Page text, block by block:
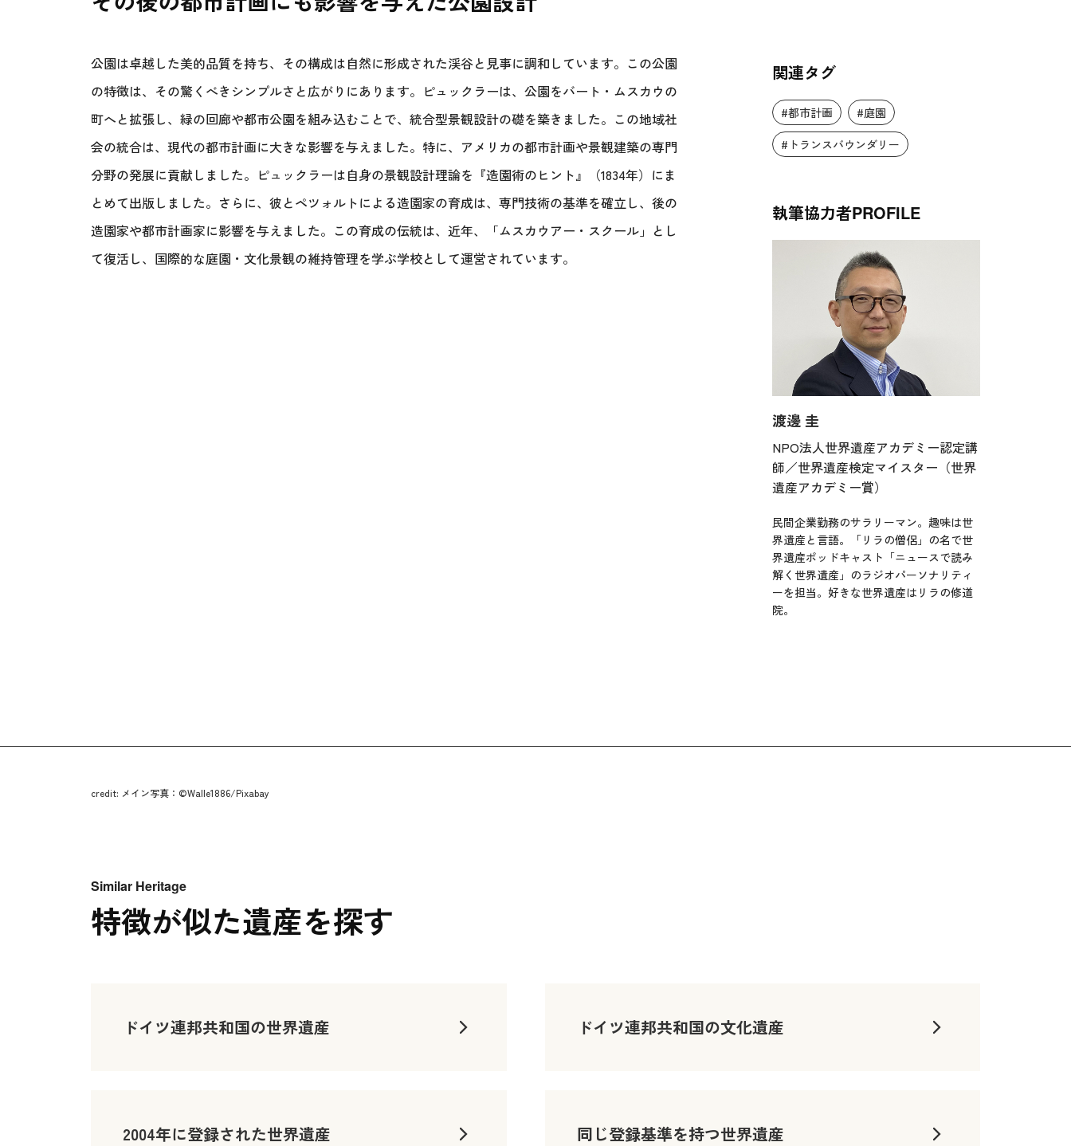
公園は卓越した美的品質を持ち、その構成は自然に形成された渓谷と見事に調和しています。この公園
の特徴は、その驚くべきシンプルさと広がりにあります。ピュックラーは、公園をバート・ムスカウの
町へと拡張し、緑の回廊や都市公園を組み込むことで、統合型景観設計の礎を築きました。この地域社
会の統合は、現代の都市計画に大きな影響を与えました。特に、アメリカの都市計画や景観建築の専門
分野の発展に貢献しました。ピュックラーは自身の景観設計理論を『造園術のヒント』（1834年）にま
とめて出版しました。さらに、彼とペツォルトによる造園家の育成は、専門技術の基準を確立し、後の
造園家や都市計画家に影響を与えました。この育成の伝統は、近年、「ムスカウアー・スクール」とし
て復活し、国際的な庭園・文化景観の維持管理を学ぶ学校として運営されています。
関連タグ
#都市計画
#庭園
#トランスバウンダリー
執筆協力者PROFILE
渡邊 圭
NPO法人世界遺産アカデミー認定講
師／世界遺産検定マイスター（世界
遺産アカデミー賞）
民間企業勤務のサラリーマン。趣味は世
界遺産と言語。「リラの僧侶」の名で世
界遺産ポッドキャスト「ニュースで読み
解く世界遺産」のラジオパーソナリティ
ーを担当。好きな世界遺産はリラの修道
院。
credit: メイン写真：©Walle1886/Pixabay
Similar Heritage
特徴が似た遺産を探す
ドイツ連邦共和国の世界遺産 ドイツ連邦共和国の文化遺産
2004年に登録された世界遺産 同じ登録基準を持つ世界遺産